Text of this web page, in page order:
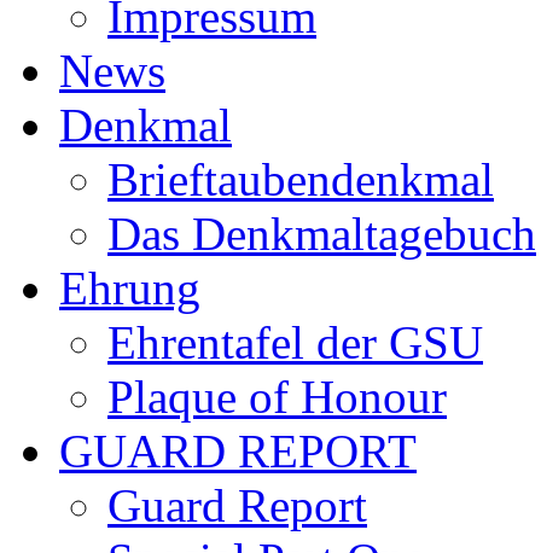
Impressum
News
Denkmal
Brieftaubendenkmal
Das Denkmaltagebuch
Ehrung
Ehrentafel der GSU
Plaque of Honour
GUARD REPORT
Guard Report